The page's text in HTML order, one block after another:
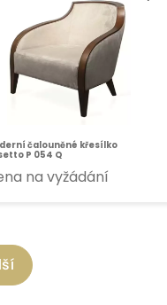
čalouněné křesílko
P 054 Q
na vyžádání